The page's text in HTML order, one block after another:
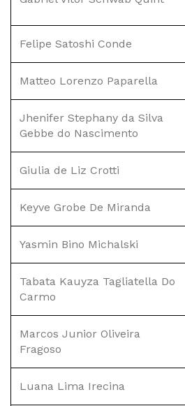
Felipe Satoshi Conde
Matteo Lorenzo Paparella
Jhenifer Stephany da Silva
Gebbe do Nascimento
Giulia de Liz Crotti
Keyve Grobe De Miranda
Yasmin Bino Michalski
Tabata Kauyza Tagliatella Do
Carmo
Marcos Junior Oliveira
Fragoso
Luana Lima Irecina